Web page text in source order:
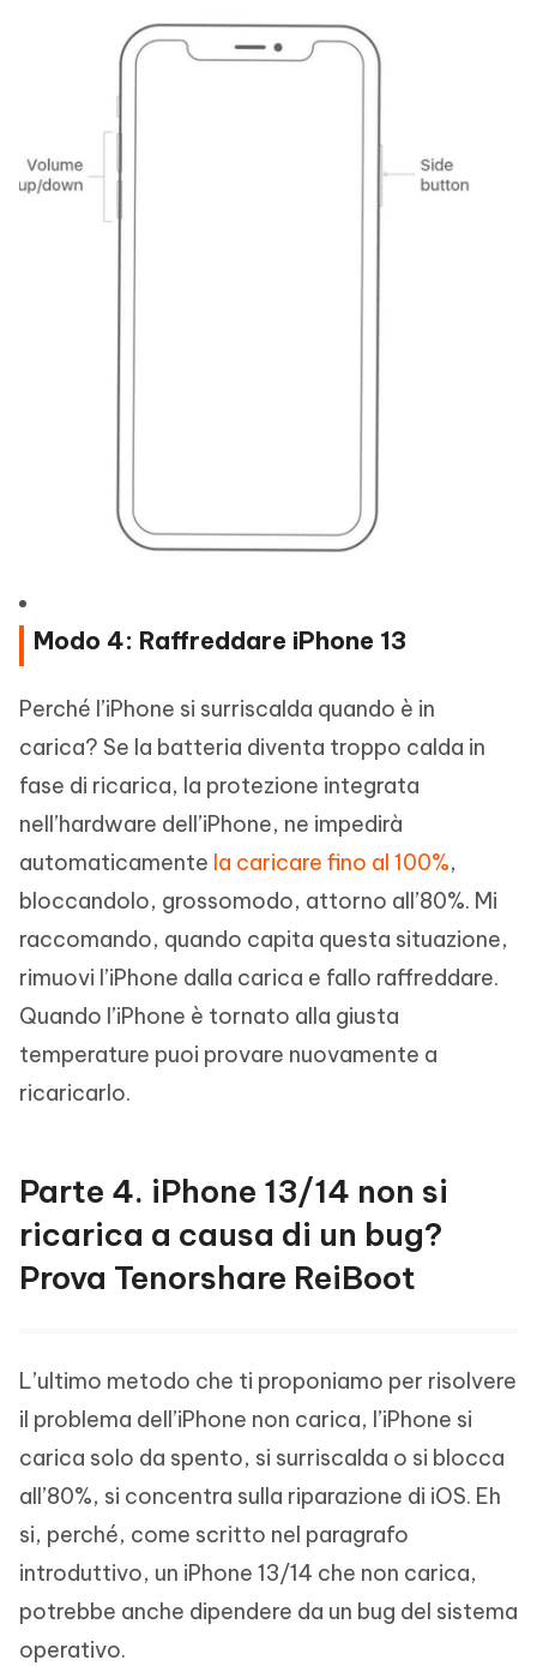
Modo 4: Raffreddare iPhone 13
Perché l’iPhone si surriscalda quando è in
carica? Se la batteria diventa troppo calda in
fase di ricarica, la protezione integrata
nell’hardware dell’iPhone, ne impedirà
automaticamente la caricare fino al 100%,
bloccandolo, grossomodo, attorno all’80%. Mi
raccomando, quando capita questa situazione,
rimuovi l’iPhone dalla carica e fallo raffreddare.
Quando l’iPhone è tornato alla giusta
temperature puoi provare nuovamente a
ricaricarlo.
Parte 4. iPhone 13/14 non si
ricarica a causa di un bug?
Prova Tenorshare ReiBoot
L’ultimo metodo che ti proponiamo per risolvere
il problema dell’iPhone non carica, l’iPhone si
carica solo da spento, si surriscalda o si blocca
all’80%, si concentra sulla riparazione di iOS. Eh
si, perché, come scritto nel paragrafo
introduttivo, un iPhone 13/14 che non carica,
potrebbe anche dipendere da un bug del sistema
operativo.